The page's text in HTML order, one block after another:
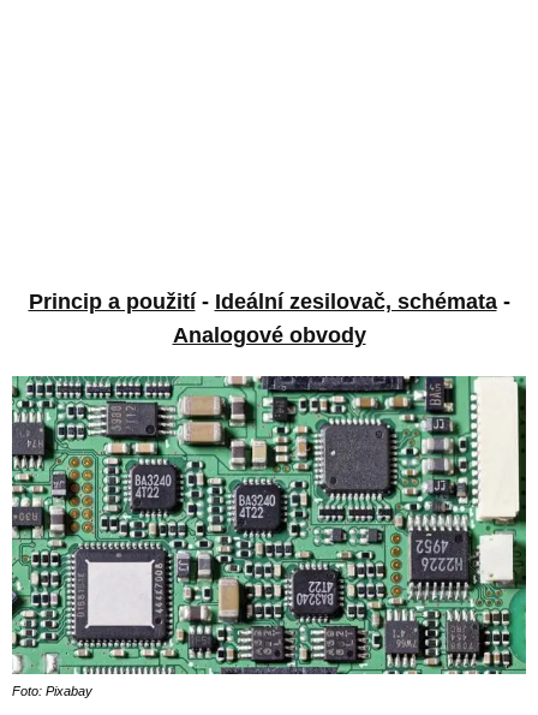
Princip a použití- Ideální zesilovač, schémata-
Analogové obvody
Foto: Pixabay